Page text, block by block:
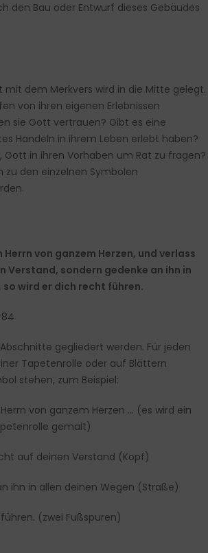
den Bau oder Entwurf dieses Gebäudes
mit dem Merkvers wird in die Mitte gelegt.
von ihren eigenen Erlebnissen
sie Gott vertrauen? Gibt es eine
Handeln in ihrem Leben erlebt haben?
Gott in ihren Vorhaben um Rat zu fragen?
zu den einzelnen Symbolen
von ganzem Herzen, und verlass
Verstand, sondern gedenke an ihn in
so wird er dich recht führen.
gegliedert werden. Für jeden
Tapetenrolle oder auf Blättern
stehen, zum Beispiel:
von ganzem Herzen … (es wird ein
gemalt)
auf deinen Verstand (Kopf)
ihn in allen deinen Wegen (Straße)
(zwei Fußspuren)